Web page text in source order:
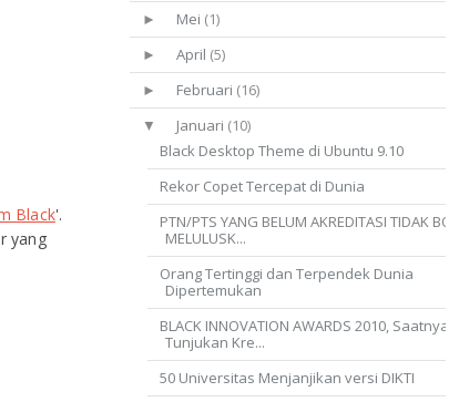
Black'.
yang
► Mei (1)
► April (5)
► Februari (16)
▼ Januari (10)
Black Desktop Theme di Ubuntu 9.10
Rekor Copet Tercepat di Dunia
PTN/PTS YANG BELUM AKREDITASI TIDAK
MELULUSK...
Orang Tertinggi dan Terpendek Dunia
Dipertemukan
BLACK INNOVATION AWARDS 2010, Saatnya
Tunjukan Kre...
50 Universitas Menjanjikan versi DIKTI